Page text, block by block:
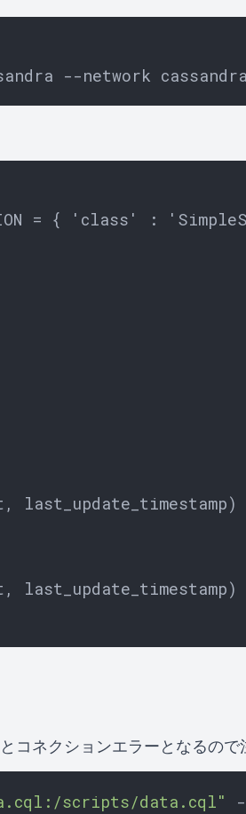
= { 'class'
last_update_timestamp)
last_update_timestamp)
コネクションエラーとなるので
scripts/data.cql"